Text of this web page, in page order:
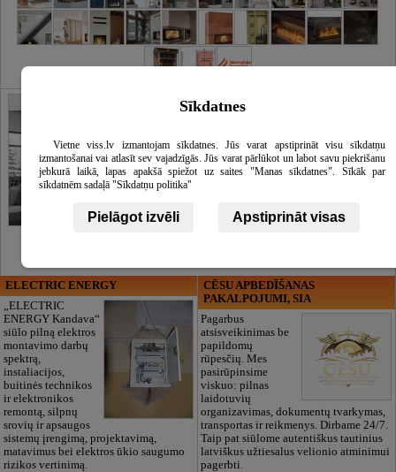
ELECTRIC ENERGY
„ELECTRIC
ENERGY Kandava“
siūlo pilną elektros
montavimo darbų
spektrą,
instaliacijos,
buitinės technikos
ir elektronikos
remontą, silpnų
srovių ir apsaugos
sistemų įrengimą, projektavimą,
matavimus bei elektros ūkio saugumo
rizikos vertinimą.
CĒSU APBEDĪŠANAS
PAKALPOJUMI, SIA
Pagarbus
atsisveikinimas be
papildomų
rūpesčių. Mes
pasirūpinsime
viskuo: pilnas
laidotuvių
organizavimas, dokumentų tvarkymas,
transportas ir reikmenys. Dirbame 24/7.
Taip pat siūlome autentiškus tautinius
latviškus užtiesalus velionio atminimui
pagerbti.
Sīkdatnes
Vietne viss.lv izmantojam sīkdatnes. Jūs varat apstiprināt visu sīkdatņu
izmantošanai vai atlasīt sev vajadzīgās. Jūs varat pārlūkot un labot savu piekrišanu
jebkurā laikā, lapas apakšā spiežot uz saites "Manas sīkdatnes". Sīkāk par
sīkdatnēm sadaļā "Sīkdatņu politika"
Pielāgot izvēli Apstiprināt visas